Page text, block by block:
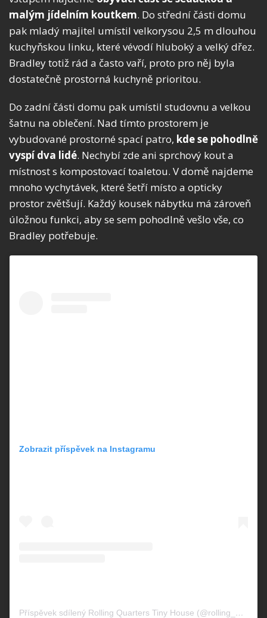
malým jídelním koutkem. Do střední části domu
pak mladý majitel umístil velkorysou 2,5 m dlouhou
kuchyňskou linku, které vévodí hluboký a velký dřez.
Bradley totiž rád a často vaří, proto pro něj byla
dostatečně prostorná kuchyně prioritou.
Do zadní části domu pak umístil studovnu a velkou
šatnu na oblečení. Nad tímto prostorem je
vybudované prostorné spací patro, kde se pohodlně
vyspí dva lidé. Nechybí zde ani sprchový kout a
místnost s kompostovací toaletou. V domě najdeme
mnoho vychytávek, které šetří místo a opticky
prostor zvětšují. Každý kousek nábytku má zároveň
úložnou funkci, aby se sem pohodlně vešlo vše, co
Bradley potřebuje.
Zobrazit příspěvek na Instagramu
Příspěvek sdílený Rolling Quarters Tiny House (@rolling_quarters_tinyhouse)